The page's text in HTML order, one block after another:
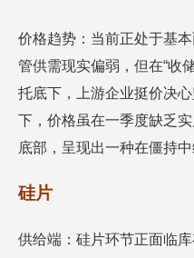
价格趋势：当前正处于基
管供需现实偏弱，但在“收
托底下，上游企业挺价决
下，价格虽在一季度缺乏
底部，呈现出一种在僵持
硅片
供给端：硅片环节正面临